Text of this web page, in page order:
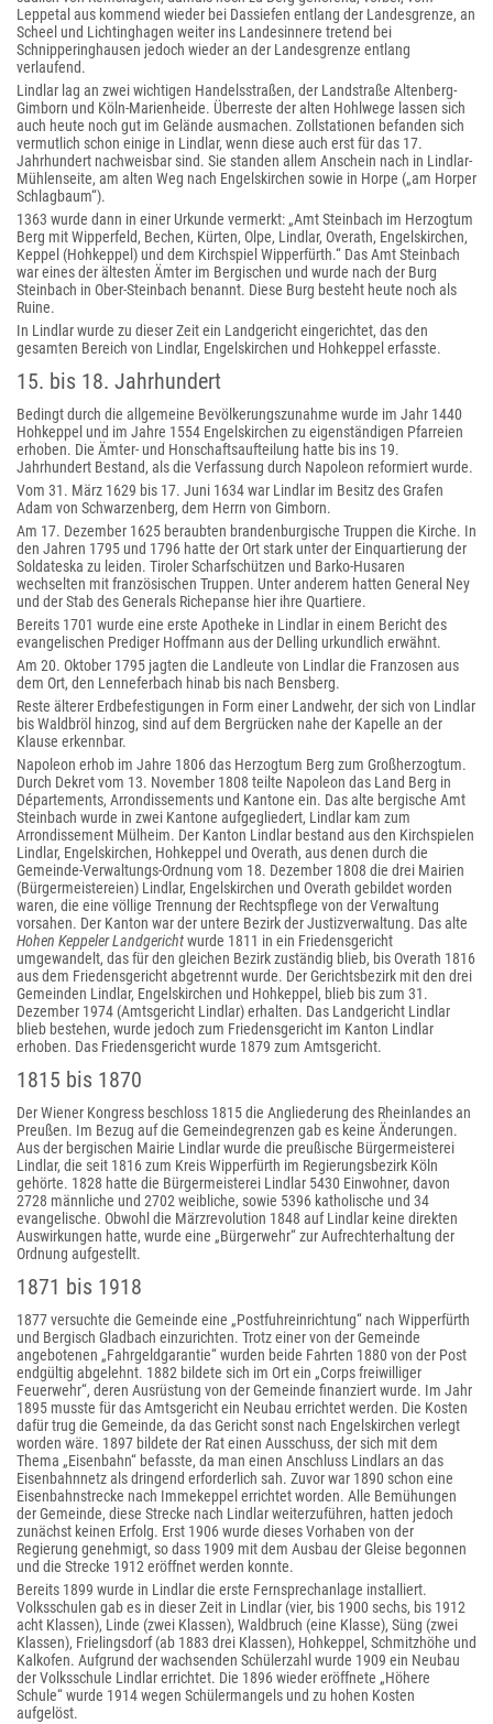
Leppetal aus kommend wieder bei Dassiefen entlang der Landesgrenze, an
Scheel und Lichtinghagen weiter ins Landesinnere tretend bei
Schnipperinghausen jedoch wieder an der Landesgrenze entlang
verlaufend.
Lindlar lag an zwei wichtigen Handelsstraßen, der Landstraße Altenberg-
Gimborn und Köln-Marienheide. Überreste der alten Hohlwege lassen sich
auch heute noch gut im Gelände ausmachen. Zollstationen befanden sich
vermutlich schon einige in Lindlar, wenn diese auch erst für das 17.
Jahrhundert nachweisbar sind. Sie standen allem Anschein nach in Lindlar-
Mühlenseite, am alten Weg nach Engelskirchen sowie in Horpe („am Horper
Schlagbaum“).
1363 wurde dann in einer Urkunde vermerkt: „Amt Steinbach im Herzogtum
Berg mit Wipperfeld, Bechen, Kürten, Olpe, Lindlar, Overath, Engelskirchen,
Keppel (Hohkeppel) und dem Kirchspiel Wipperfürth.“ Das Amt Steinbach
war eines der ältesten Ämter im Bergischen und wurde nach der Burg
Steinbach in Ober-Steinbach benannt. Diese Burg besteht heute noch als
Ruine.
In Lindlar wurde zu dieser Zeit ein Landgericht eingerichtet, das den
gesamten Bereich von Lindlar, Engelskirchen und Hohkeppel erfasste.
15. bis 18. Jahrhundert
Bedingt durch die allgemeine Bevölkerungszunahme wurde im Jahr 1440
Hohkeppel und im Jahre 1554 Engelskirchen zu eigenständigen Pfarreien
erhoben. Die Ämter- und Honschaftsaufteilung hatte bis ins 19.
Jahrhundert Bestand, als die Verfassung durch Napoleon reformiert wurde.
Vom 31. März 1629 bis 17. Juni 1634 war Lindlar im Besitz des Grafen
Adam von Schwarzenberg, dem Herrn von Gimborn.
Am 17. Dezember 1625 beraubten brandenburgische Truppen die Kirche. In
den Jahren 1795 und 1796 hatte der Ort stark unter der Einquartierung der
Soldateska zu leiden. Tiroler Scharfschützen und Barko-Husaren
wechselten mit französischen Truppen. Unter anderem hatten General Ney
und der Stab des Generals Richepanse hier ihre Quartiere.
Bereits 1701 wurde eine erste Apotheke in Lindlar in einem Bericht des
evangelischen Prediger Hoffmann aus der Delling urkundlich erwähnt.
Am 20. Oktober 1795 jagten die Landleute von Lindlar die Franzosen aus
dem Ort, den Lenneferbach hinab bis nach Bensberg.
Reste älterer Erdbefestigungen in Form einer Landwehr, der sich von Lindlar
bis Waldbröl hinzog, sind auf dem Bergrücken nahe der Kapelle an der
Klause erkennbar.
Napoleon erhob im Jahre 1806 das Herzogtum Berg zum Großherzogtum.
Durch Dekret vom 13. November 1808 teilte Napoleon das Land Berg in
Départements, Arrondissements und Kantone ein. Das alte bergische Amt
Steinbach wurde in zwei Kantone aufgegliedert, Lindlar kam zum
Arrondissement Mülheim. Der Kanton Lindlar bestand aus den Kirchspielen
Lindlar, Engelskirchen, Hohkeppel und Overath, aus denen durch die
Gemeinde-Verwaltungs-Ordnung vom 18. Dezember 1808 die drei Mairien
(Bürgermeistereien) Lindlar, Engelskirchen und Overath gebildet worden
waren, die eine völlige Trennung der Rechtspflege von der Verwaltung
vorsahen. Der Kanton war der untere Bezirk der Justizverwaltung. Das alte
Hohen Keppeler Landgerichtwurde 1811 in ein Friedensgericht
umgewandelt, das für den gleichen Bezirk zuständig blieb, bis Overath 1816
aus dem Friedensgericht abgetrennt wurde. Der Gerichtsbezirk mit den drei
Gemeinden Lindlar, Engelskirchen und Hohkeppel, blieb bis zum 31.
Dezember 1974 (Amtsgericht Lindlar) erhalten. Das Landgericht Lindlar
blieb bestehen, wurde jedoch zum Friedensgericht im Kanton Lindlar
erhoben. Das Friedensgericht wurde 1879 zum Amtsgericht.
1815 bis 1870
Der Wiener Kongress beschloss 1815 die Angliederung des Rheinlandes an
Preußen. Im Bezug auf die Gemeindegrenzen gab es keine Änderungen.
Aus der bergischen Mairie Lindlar wurde die preußische Bürgermeisterei
Lindlar, die seit 1816 zum Kreis Wipperfürth im Regierungsbezirk Köln
gehörte. 1828 hatte die Bürgermeisterei Lindlar 5430 Einwohner, davon
2728 männliche und 2702 weibliche, sowie 5396 katholische und 34
evangelische. Obwohl die Märzrevolution 1848 auf Lindlar keine direkten
Auswirkungen hatte, wurde eine „Bürgerwehr“ zur Aufrechterhaltung der
Ordnung aufgestellt.
1871 bis 1918
1877 versuchte die Gemeinde eine „Postfuhreinrichtung“ nach Wipperfürth
und Bergisch Gladbach einzurichten. Trotz einer von der Gemeinde
angebotenen „Fahrgeldgarantie“ wurden beide Fahrten 1880 von der Post
endgültig abgelehnt. 1882 bildete sich im Ort ein „Corps freiwilliger
Feuerwehr“, deren Ausrüstung von der Gemeinde finanziert wurde. Im Jahr
1895 musste für das Amtsgericht ein Neubau errichtet werden. Die Kosten
dafür trug die Gemeinde, da das Gericht sonst nach Engelskirchen verlegt
worden wäre. 1897 bildete der Rat einen Ausschuss, der sich mit dem
Thema „Eisenbahn“ befasste, da man einen Anschluss Lindlars an das
Eisenbahnnetz als dringend erforderlich sah. Zuvor war 1890 schon eine
Eisenbahnstrecke nach Immekeppel errichtet worden. Alle Bemühungen
der Gemeinde, diese Strecke nach Lindlar weiterzuführen, hatten jedoch
zunächst keinen Erfolg. Erst 1906 wurde dieses Vorhaben von der
Regierung genehmigt, so dass 1909 mit dem Ausbau der Gleise begonnen
und die Strecke 1912 eröffnet werden konnte.
Bereits 1899 wurde in Lindlar die erste Fernsprechanlage installiert.
Volksschulen gab es in dieser Zeit in Lindlar (vier, bis 1900 sechs, bis 1912
acht Klassen), Linde (zwei Klassen), Waldbruch (eine Klasse), Süng (zwei
Klassen), Frielingsdorf (ab 1883 drei Klassen), Hohkeppel, Schmitzhöhe und
Kalkofen. Aufgrund der wachsenden Schülerzahl wurde 1909 ein Neubau
der Volksschule Lindlar errichtet. Die 1896 wieder eröffnete „Höhere
Schule“ wurde 1914 wegen Schülermangels und zu hohen Kosten
aufgelöst.